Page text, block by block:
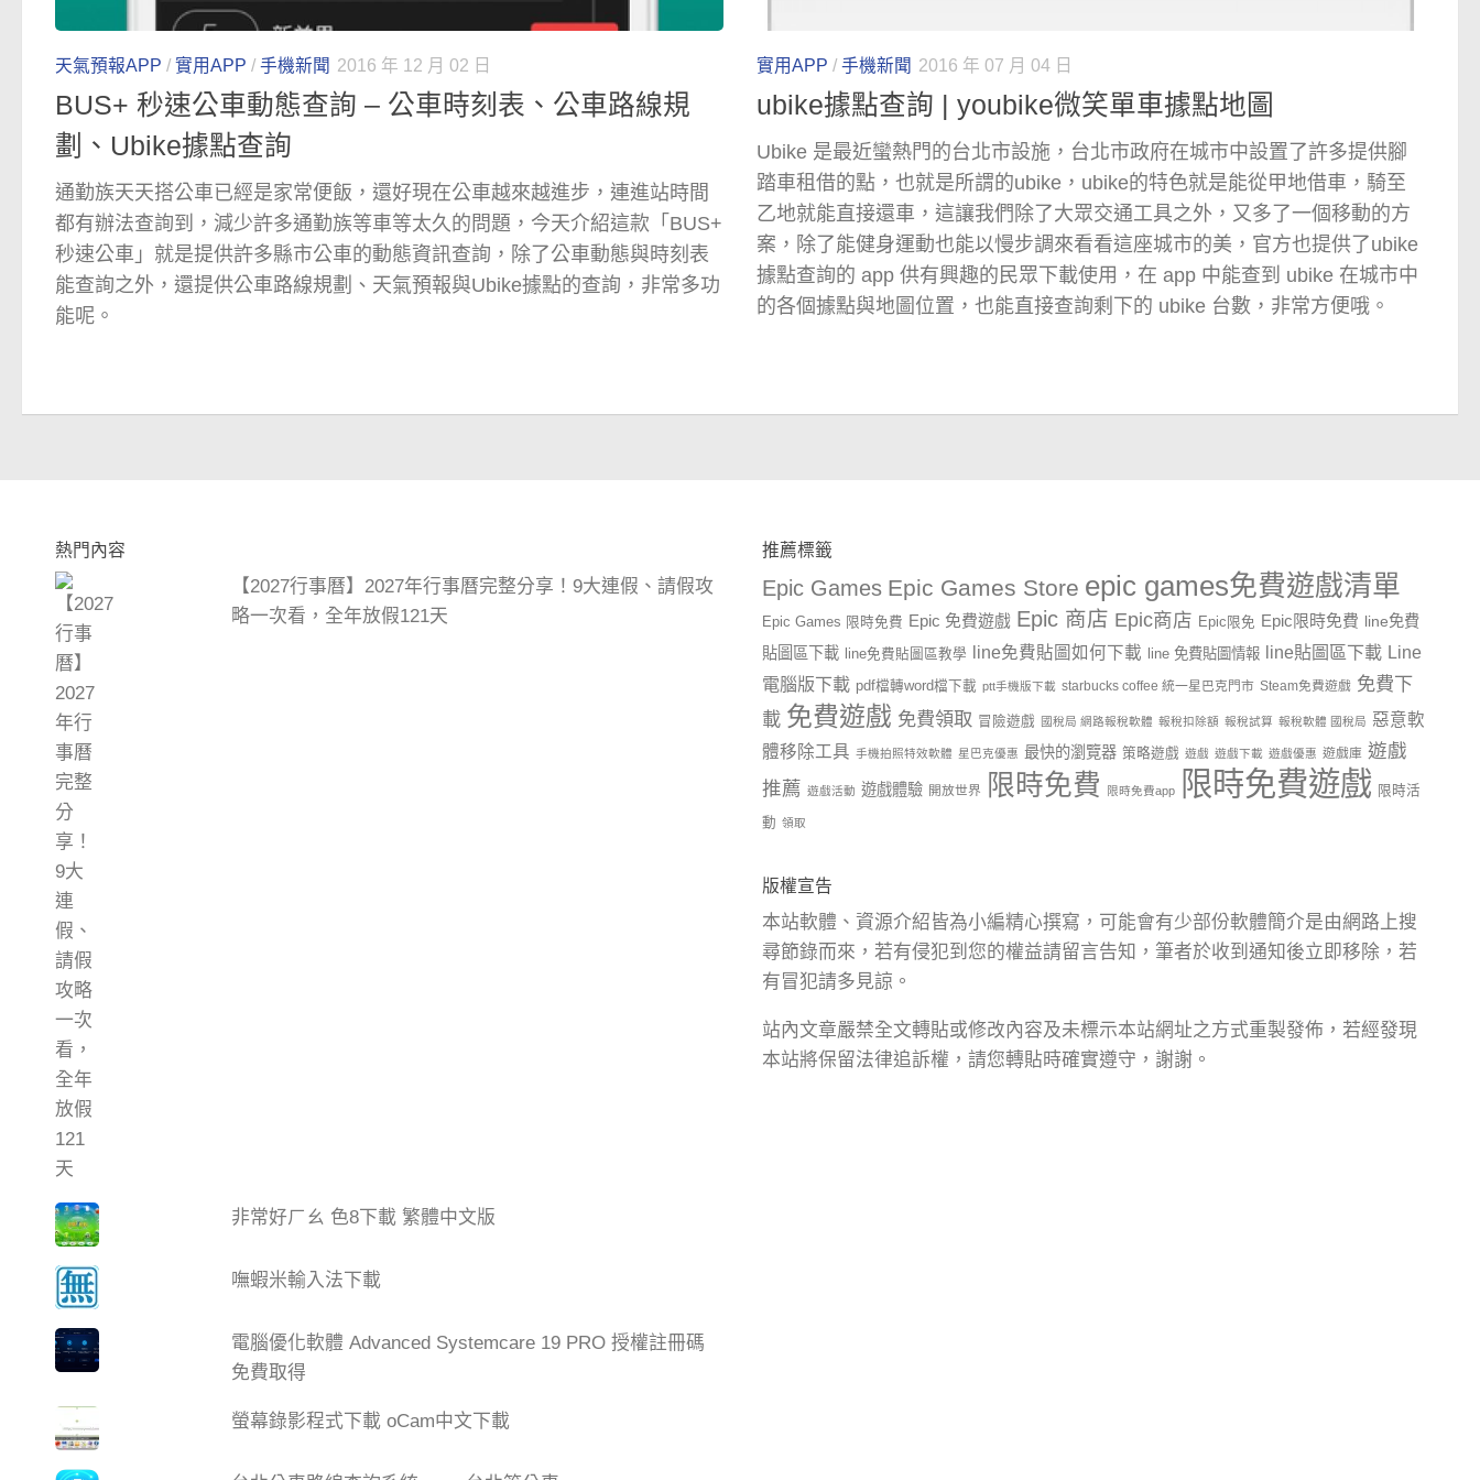
天氣預報APP / 實用APP / 手機新聞 2016 年 12 月 02 日
BUS+ 秒速公車動態查詢 – 公車時刻表、公車路線規
劃、Ubike據點查詢
通勤族天天搭公車已經是家常便飯，還好現在公車越來越進步，連進站時間
都有辦法查詢到，減少許多通勤族等車等太久的問題，今天介紹這款「BUS+
秒速公車」就是提供許多縣市公車的動態資訊查詢，除了公車動態與時刻表
能查詢之外，還提供公車路線規劃、天氣預報與Ubike據點的查詢，非常多功
能呢。
實用APP / 手機新聞 2016 年 07 月 04 日
ubike據點查詢 | youbike微笑單車據點地圖
Ubike 是最近蠻熱門的台北市設施，台北市政府在城市中設置了許多提供腳
踏車租借的點，也就是所謂的ubike，ubike的特色就是能從甲地借車，騎至
乙地就能直接還車，這讓我們除了大眾交通工具之外，又多了一個移動的方
案，除了能健身運動也能以慢步調來看看這座城市的美，官方也提供了ubike
據點查詢的 app 供有興趣的民眾下載使用，在 app 中能查到 ubike 在城市中
的各個據點與地圖位置，也能直接查詢剩下的 ubike 台數，非常方便哦。
熱門內容
【2027行事曆】2027年行事曆完整分享！9大連假、請假攻
略一次看，全年放假121天
非常好ㄏㄠ 色8下載 繁體中文版
嘸蝦米輸入法下載
電腦優化軟體 Advanced Systemcare 19 PRO 授權註冊碼
免費取得
螢幕錄影程式下載 oCam中文下載
推薦標籤
Epic Games Epic Games Store epic games免費遊戲清單
Epic Games 限時免費 Epic 免費遊戲 Epic 商店 Epic商店 Epic限免 Epic限時免費 line免費
貼圖區下載
line免費貼圖區教學 line免費貼圖如何下載 line 免費貼圖情報 line貼圖區下載 Line
電腦版下載 pdf檔轉word檔下載 ptt手機版下載 starbucks coffee 統一星巴克門市 Steam免費遊戲 免費下
載 免費遊戲 免費領取 冒險遊戲 國稅局 網路報稅軟體 報稅扣除額 報稅試算 報稅軟體 國稅局 惡意軟
體移除工具 手機拍照特效軟體 星巴克優惠 最快的瀏覽器 策略遊戲 遊戲 遊戲下載 遊戲優惠 遊戲庫 遊戲
推薦 遊戲活動 遊戲體驗 開放世界 限時免費 限時免費app 限時免費遊戲 限時活
動 領取
版權宣告
本站軟體、資源介紹皆為小編精心撰寫，可能會有少部份軟體簡介是由網路上搜
尋節錄而來，若有侵犯到您的權益請留言告知，筆者於收到通知後立即移除，若
有冒犯請多見諒。
站內文章嚴禁全文轉貼或修改內容及未標示本站網址之方式重製發佈，若經發現
本站將保留法律追訴權，請您轉貼時確實遵守，謝謝。